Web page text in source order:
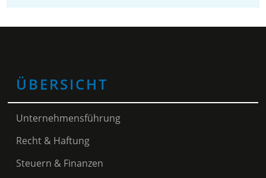
ÜBERSICHT
Unternehmensführung
Recht & Haftung
Steuern & Finanzen